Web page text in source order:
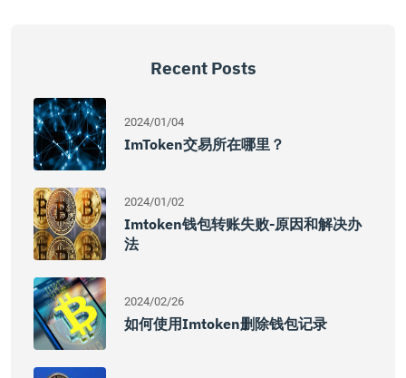
Recent Posts
2024/01/04
ImToken交易所在哪里？
2024/01/02
Imtoken钱包转账失败-原因和解决办
法
2024/02/26
如何使用imtoken删除钱包记录